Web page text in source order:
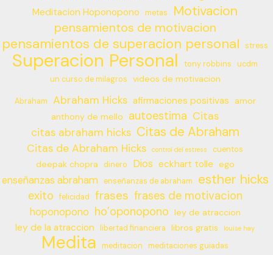
Meditacion Hoponopono metas Motivacion
pensamientos de motivacion
pensamientos de superacion personal stress
Superacion Personal tony robbins
ucdm
un curso de milagros
videos de motivacion
Abraham Abraham Hicks afirmaciones positivas
amor
anthony de mello
autoestima Citas
citas abraham hicks Citas de Abraham
Citas de Abraham Hicks control del estress cuentos
deepak chopra dinero Dios eckhart tolle ego
enseñanzas abraham enseñanzas de abraham esther hicks
exito felicidad frases frases de motivacion
hoponopono ho’oponopono ley de atraccion
ley de la atraccion libertad financiera libros gratis louise hay
Medita meditacion meditaciones guiadas